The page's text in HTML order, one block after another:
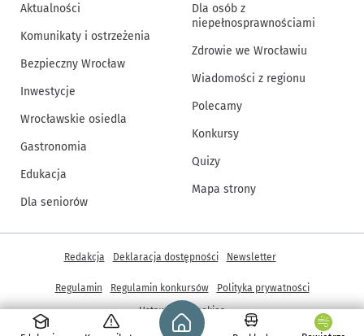
Strona główna - wroclaw.pl
Aktualności
Komunikaty i ostrzeżenia
Bezpieczny Wrocław
Inwestycje
Wrocławskie osiedla
Gastronomia
Edukacja
Dla seniorów
Dla osób z
niepełnosprawnościami
Zdrowie we Wrocławiu
Wiadomości z regionu
Polecamy
Konkursy
Quizy
Mapa strony
Inne informacje
Redakcja Deklaracja dostępności Newsletter
Regulamin Regulamin konkursów
Polityka prywatności
Ustawienia cookies